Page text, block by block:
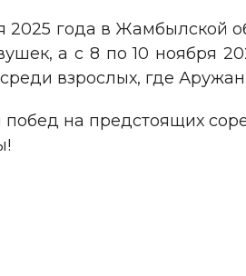
2025 года в
а с 8 по 10 ноября
взрослых, где
на предстоящих